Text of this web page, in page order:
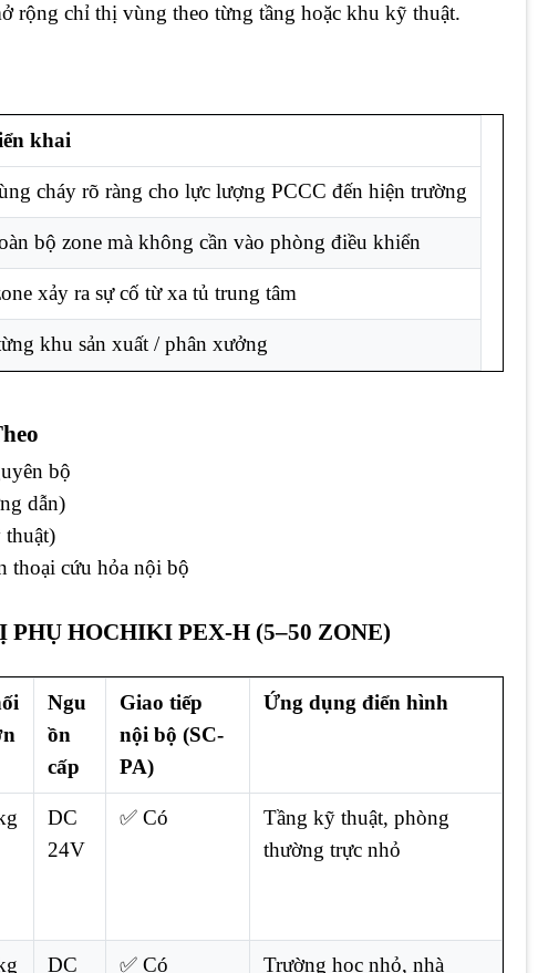
rộng chỉ thị vùng theo từng tầng hoặc khu kỹ thuật.
khai
cháy rõ ràng cho lực lượng PCCC đến hiện trường
bộ zone mà không cần vào phòng điều khiển
xảy ra sự cố từ xa tủ trung tâm
khu sản xuất / phân xưởng
bộ
dẫn)
thuật)
thoại cứu hỏa nội bộ
PHỤ HOCHIKI PEX-H (5–50 ZONE)
Ngu
ồn
cấp
Giao tiếp
nội bộ (SC-
PA)
Ứng dụng điển hình
DC
24V
✅ Có
Tầng kỹ thuật, phòng
thường trực nhỏ
DC ✅ Có Trường học nhỏ, nhà